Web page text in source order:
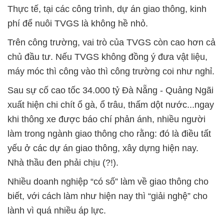
Thực tế, tại các công trình, dự án giao thông, kinh
phí để nuôi TVGS là không hề nhỏ.
Trên công trường, vai trò của TVGS còn cao hơn cả
chủ đầu tư. Nếu TVGS không đồng ý đưa vật liệu,
máy móc thì công vào thì công trường coi như nghỉ.
Sau sự cố cao tốc 34.000 tỷ Đà Nẵng - Quảng Ngãi
xuất hiện chi chít ổ gà, ổ trâu, thấm dột nước...ngay
khi thông xe được báo chí phản ánh, nhiều người
làm trong ngành giao thông cho rằng: đó là điều tất
yếu ở các dự án giao thông, xây dựng hiện nay.
Nhà thầu đen phải chịu (?!).
Nhiều doanh nghiệp “có số” làm về giao thông cho
biết, với cách làm như hiện nay thì “giải nghệ” cho
lành vì quá nhiều áp lực.